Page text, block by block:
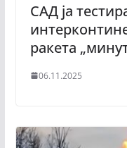
САД ја
ракета
06.11.2025